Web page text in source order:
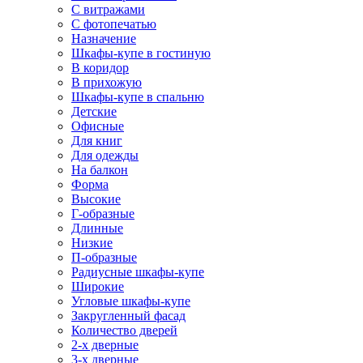
С витражами
С фотопечатью
Назначение
Шкафы-купе в гостиную
В коридор
В прихожую
Шкафы-купе в спальню
Детские
Офисные
Для книг
Для одежды
На балкон
Форма
Высокие
Г-образные
Длинные
Низкие
П-образные
Радиусные шкафы-купе
Широкие
Угловые шкафы-купе
Закругленный фасад
Количество дверей
2-х дверные
3-х дверные